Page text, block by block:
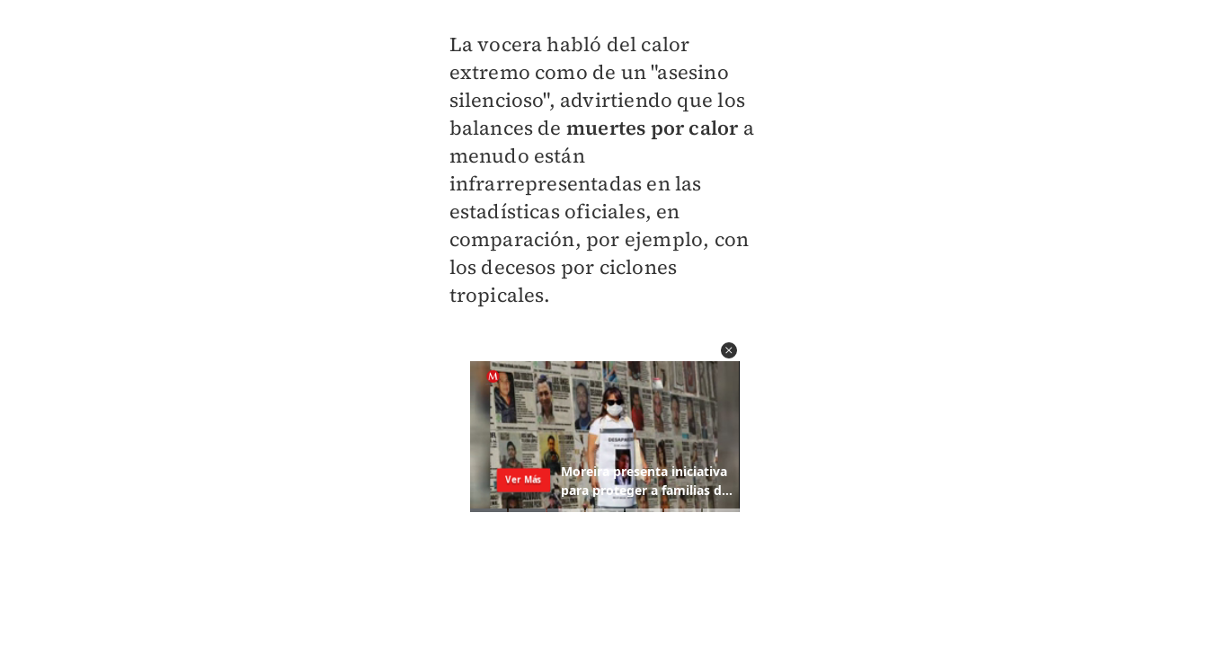
La vocera habló del calor
extremo como de un "asesino
silencioso", advirtiendo que los
balances de muertes por calora
menudo están
infrarrepresentadas en las
estadísticas oficiales, en
comparación, por ejemplo, con
los decesos por ciclones
tropicales.